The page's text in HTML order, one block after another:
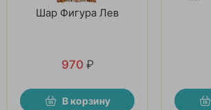
Шар Фигура Лев
970 ₽
В корзину